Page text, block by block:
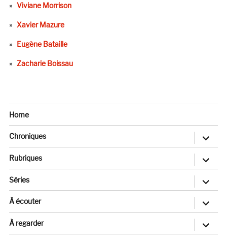
Viviane Morrison
Xavier Mazure
Eugène Bataille
Zacharie Boissau
Home
Chroniques
ouvrir
le
sous-
menu
Rubriques
ouvrir
sous-
menu
Séries
ouvrir
sous-
menu
À écouter
ouvrir
sous-
menu
À regarder
ouvrir
sous-